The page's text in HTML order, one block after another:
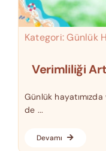
Kategori:Günlük
Verimliliği
Günlük
de ...
Devamı